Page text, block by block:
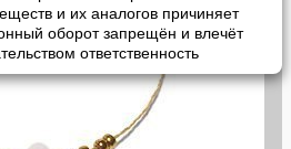
и их аналогов причиняет
оборот запрещён и влечёт
ответственность